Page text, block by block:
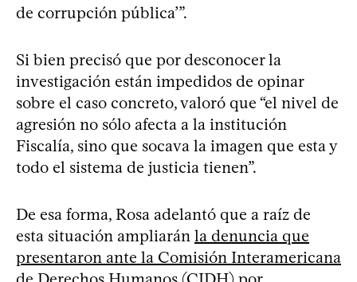
de corrupción pública’”.
Si bien precisó que por desconocer la
investigación están impedidos de opinar
sobre el caso concreto, valoró que “el nivel de
agresión no sólo afecta a la institución
Fiscalía, sino que socava la imagen que esta y
todo el sistema de justicia tienen”.
De esa forma, Rosa adelantó que a raíz de
esta situación ampliarán la denuncia que
presentaron ante la Comisión Interamericana